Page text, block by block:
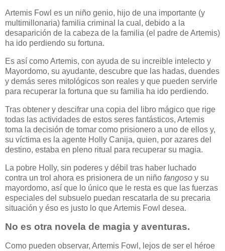
Artemis Fowl es un niño genio, hijo de una importante (y
multimillonaria) familia criminal la cual, debido a la
desaparición de la cabeza de la familia (el padre de Artemis)
ha ido perdiendo su fortuna.
Es así como Artemis, con ayuda de su increible intelecto y
Mayordomo, su ayudante, descubre que las hadas, duendes
y demás seres mitológicos son reales y que pueden servirle
para recuperar la fortuna que su familia ha ido perdiendo.
Tras obtener y descifrar una copia del libro mágico que rige
todas las actividades de estos seres fantásticos, Artemis
toma la decisión de tomar como prisionero a uno de ellos y,
su víctima es la agente Holly Canija, quien, por azares del
destino, estaba en pleno ritual para recuperar su magia.
La pobre Holly, sin poderes y débil tras haber luchado
contra un trol ahora es prisionera de un niño fangoso y su
mayordomo, así que lo único que le resta es que las fuerzas
especiales del subsuelo puedan rescatarla de su precaria
situación y éso es justo lo que Artemis Fowl desea.
No es otra novela de magia y aventuras.
Como pueden observar, Artemis Fowl, lejos de ser el héroe